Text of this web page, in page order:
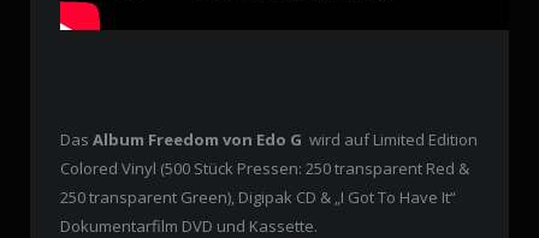
Das Album Freedom von Edo G wird auf Limited Edition
Colored Vinyl (500 Stück Pressen: 250 transparent Red &
250 transparent Green), Digipak CD & „I Got To Have It“
Dokumentarfilm DVD und Kassette.